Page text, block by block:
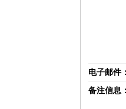
电子邮件：
备注信息：